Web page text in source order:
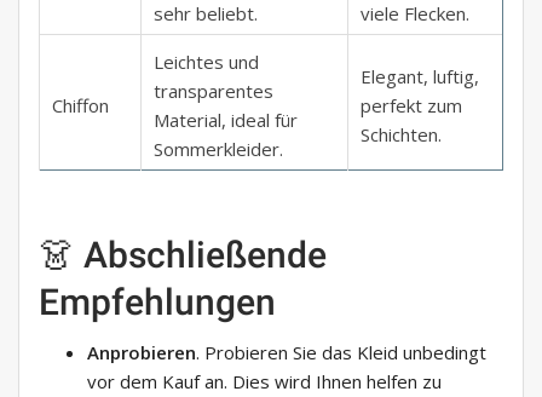
sehr beliebt.
viele Flecken.
Chiffon
Leichtes und
transparentes
Material, ideal für
Sommerkleider.
Elegant, luftig,
perfekt zum
Schichten.
👗 Abschließende
Empfehlungen
Anprobieren. Probieren Sie das Kleid unbedingt
vor dem Kauf an. Dies wird Ihnen helfen zu